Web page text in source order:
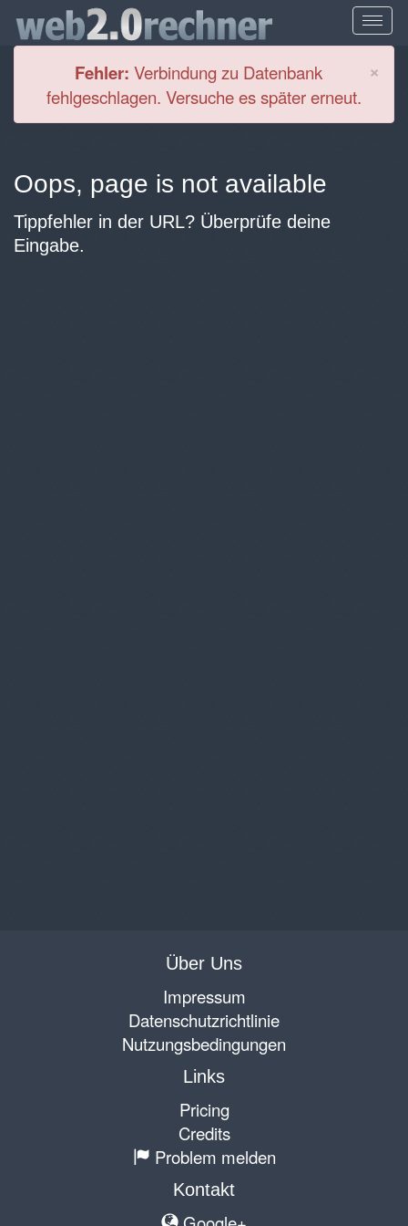
×
Fehler: Verbindung zu Datenbank
fehlgeschlagen. Versuche es später erneut.
Oops, page is not available
Tippfehler in der URL? Überprüfe deine
Eingabe.
Über Uns
Impressum
Datenschutzrichtlinie
Nutzungsbedingungen
Links
Pricing
Credits
Problem melden
Kontakt